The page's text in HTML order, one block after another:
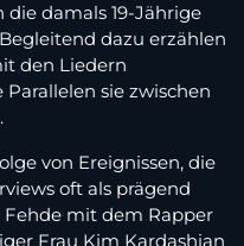
die damals 19-Jährige
dazu erzählen
den Liedern
sie zwischen
von Ereignissen, die
oft als prägend
mit dem Rapper
Frau Kim Kardashian